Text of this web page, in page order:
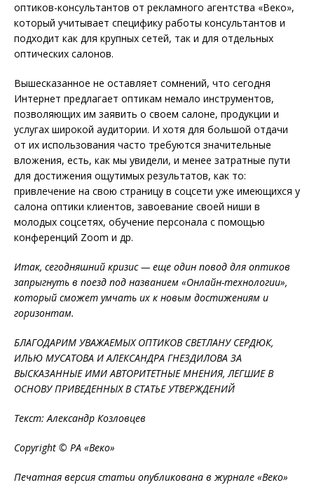
оптиков-консультантов от рекламного агентства «Веко»,
который учитывает специфику работы консультантов и
подходит как для крупных сетей, так и для отдельных
оптических салонов.
Вышесказанное не оставляет сомнений, что сегодня
Интернет предлагает оптикам немало инструментов,
позволяющих им заявить о своем салоне, продукции и
услугах широкой аудитории. И хотя для большой отдачи
от их использования часто требуются значительные
вложения, есть, как мы увидели, и менее затратные пути
для достижения ощутимых результатов, как то:
привлечение на свою страницу в соцсети уже имеющихся у
салона оптики клиентов, завоевание своей ниши в
молодых соцсетях, обучение персонала с помощью
конференций Zoom и др.
Итак, сегодняшний кризис — еще один повод для оптиков
запрыгнуть в поезд под названием «Онлайн-технологии»,
который сможет умчать их к новым достижениям и
горизонтам.
БЛАГОДАРИМ УВАЖАЕМЫХ ОПТИКОВ СВЕТЛАНУ СЕРДЮК,
ИЛЬЮ МУСАТОВА И АЛЕКСАНДРА ГНЕЗДИЛОВА ЗА
ВЫСКАЗАННЫЕ ИМИ АВТОРИТЕТНЫЕ МНЕНИЯ, ЛЕГШИЕ В
ОСНОВУ ПРИВЕДЕННЫХ В СТАТЬЕ УТВЕРЖДЕНИЙ
Текст: Александр Козловцев
Copyright © РА «Веко»
Печатная версия статьи опубликована в журнале «Веко»